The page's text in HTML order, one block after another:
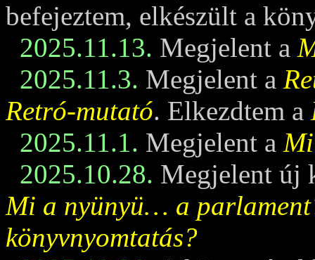
befejeztem, elkészült a
2025.11.13. Megjelent a
2025.11.3. Megjelent a
Retró-mutató. Elkezdtem a
2025.11.1. Megjelent a
2025.10.28. Megjelent új
Mi a nyünyü… a
könyvnyomtatás?